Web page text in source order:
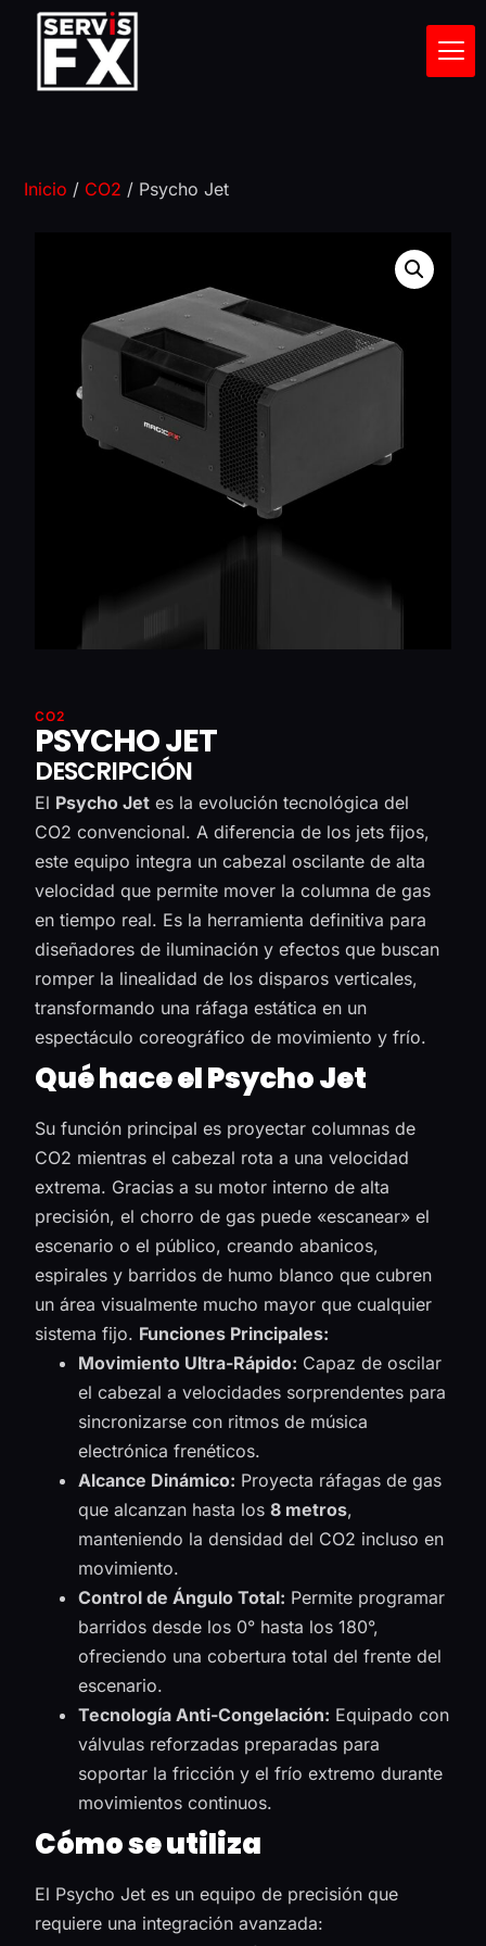
Inicio / CO2 / Psycho Jet
CO2
PSYCHO JET
DESCRIPCIÓN
El Psycho Jet es la evolución tecnológica del
CO2 convencional. A diferencia de los jets fijos,
este equipo integra un cabezal oscilante de alta
velocidad que permite mover la columna de gas
en tiempo real. Es la herramienta definitiva para
diseñadores de iluminación y efectos que buscan
romper la linealidad de los disparos verticales,
transformando una ráfaga estática en un
espectáculo coreográfico de movimiento y frío.
Qué hace el Psycho Jet
Su función principal es proyectar columnas de
CO2 mientras el cabezal rota a una velocidad
extrema. Gracias a su motor interno de alta
precisión, el chorro de gas puede «escanear» el
escenario o el público, creando abanicos,
espirales y barridos de humo blanco que cubren
un área visualmente mucho mayor que cualquier
sistema fijo. Funciones Principales:
Movimiento Ultra-Rápido: Capaz de oscilar
el cabezal a velocidades sorprendentes para
sincronizarse con ritmos de música
electrónica frenéticos.
Alcance Dinámico: Proyecta ráfagas de gas
que alcanzan hasta los8 metros,
manteniendo la densidad del CO2 incluso en
movimiento.
Control de Ángulo Total: Permite programar
barridos desde los 0° hasta los 180°,
ofreciendo una cobertura total del frente del
escenario.
Tecnología Anti-Congelación: Equipado con
válvulas reforzadas preparadas para
soportar la fricción y el frío extremo durante
movimientos continuos.
Cómo se utiliza
El Psycho Jet es un equipo de precisión que
requiere una integración avanzada: